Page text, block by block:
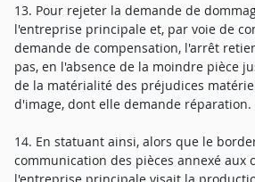
13. Pour rejeter la demande de
l'entreprise principale et, par voie de
demande de compensation, l'arrêt
pas, en l'absence de la moindre pièce
de la matérialité des préjudices
d'image, dont elle demande réparation.
14. En statuant ainsi, alors que le
communication des pièces annexé aux